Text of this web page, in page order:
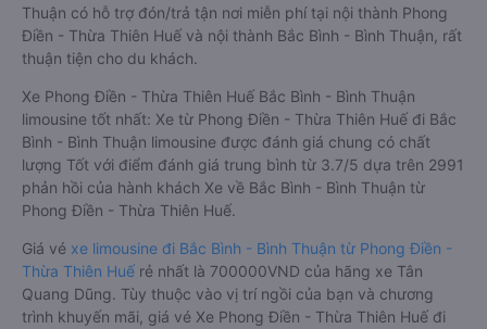
Thuận có hỗ trợ đón/trả tận nơi miễn phí tại nội thành Phong
Điền - Thừa Thiên Huế và nội thành Bắc Bình - Bình Thuận, rất
thuận tiện cho du khách.
Xe Phong Điền - Thừa Thiên Huế Bắc Bình - Bình Thuận
limousine tốt nhất: Xe từ Phong Điền - Thừa Thiên Huế đi Bắc
Bình - Bình Thuận limousine được đánh giá chung có chất
lượng Tốt với điểm đánh giá trung bình từ 3.7/5 dựa trên 2991
phản hồi của hành khách Xe về Bắc Bình - Bình Thuận từ
Phong Điền - Thừa Thiên Huế.
Giá vé xe limousine đi Bắc Bình - Bình Thuận từ Phong Điền -
Thừa Thiên Huế rẻ nhất là 700000VND của hãng xe Tân
Quang Dũng. Tùy thuộc vào vị trí ngồi của bạn và chương
trình khuyến mãi, giá vé Xe Phong Điền - Thừa Thiên Huế đi